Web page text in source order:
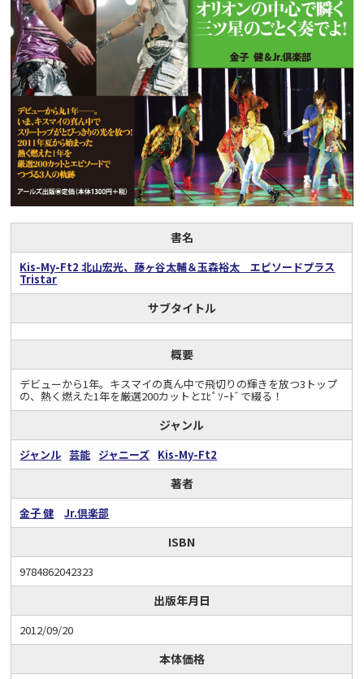
書名
Kis-My-Ft2 北山宏光、藤ヶ谷太輔＆玉森裕太 エピソードプラス
Tristar
サブタイトル
概要
デビューから1年。キスマイの真ん中で飛切りの輝きを放つ3トップ
の、熱く燃えた1年を厳選200カットとｴﾋﾟｿｰﾄﾞで綴る！
ジャンル
ジャンル 芸能 ジャニーズ Kis-My-Ft2
著者
金子 健 Jr.倶楽部
ISBN
9784862042323
出版年月日
2012/09/20
本体価格